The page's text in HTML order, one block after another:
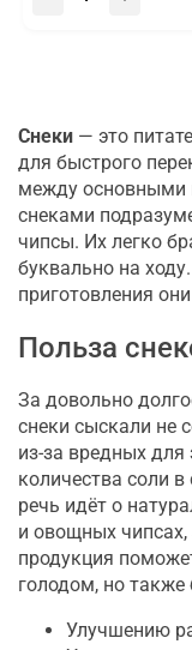
Снеки — это
для быстрого
между основными
снеками
чипсы. Их легко
буквально на
приготовления
Польза
За довольно
снеки сыскали не
из-за вредных
количества соли в
речь идёт о
и овощных чипсах,
продукция
голодом, но также
Улучшению